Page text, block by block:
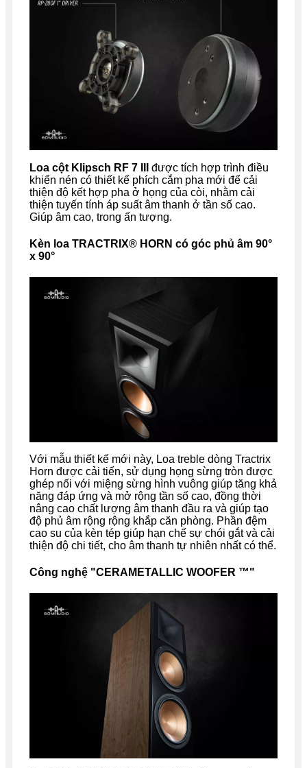
Loa cột Klipsch RF 7 III
được tích hợp trình điều
khiển nén có thiết kế phích cắm pha mới để cải
thiện độ kết hợp pha ở họng của còi, nhằm cải
thiện tuyến tính áp suất âm thanh ở tần số cao.
Giúp âm cao, trong ấn tượng.
Kèn loa TRACTRIX® HORN có góc phủ âm 90°
x 90°
Với mẫu thiết kế mới này, Loa treble dòng Tractrix
Horn được cải tiến, sử dụng họng sừng tròn được
ghép nối với miệng sừng hình vuông giúp tăng khả
năng đáp ứng và mở rộng tần số cao, đồng thời
nâng cao chất lượng âm thanh đầu ra và giúp tạo
độ phủ âm rộng rộng khắp căn phòng. Phần đệm
cao su của kèn tép giúp hạn chế sự chói gắt và cải
thiện độ chi tiết, cho âm thanh tự nhiên nhất có thể.
Công nghệ "CERAMETALLIC WOOFER ™"